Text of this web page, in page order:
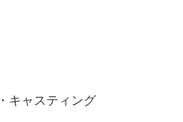
キャスティング